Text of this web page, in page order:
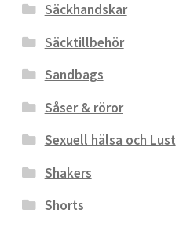
Säckhandskar
Säcktillbehör
Sandbags
Såser & röror
Sexuell hälsa och Lust
Shakers
Shorts